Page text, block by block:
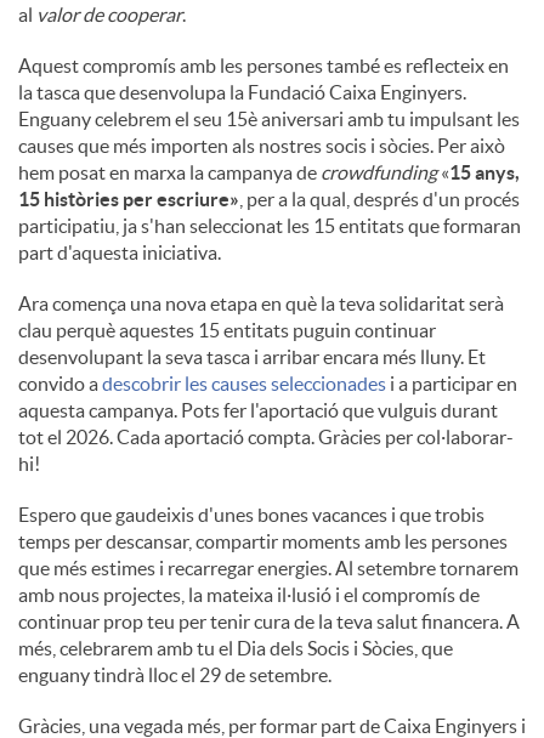
al valor de cooperar.
Aquest compromís amb les persones també es reflecteix en
la tasca que desenvolupa la Fundació Caixa Enginyers.
Enguany celebrem el seu 15è aniversari amb tu impulsant les
causes que més importen als nostres socis i sòcies. Per això
hem posat en marxa la campanya de crowdfunding«15 anys,
15 històries per escriure» , per a la qual, després d'un procés
participatiu, ja s'han seleccionat les 15 entitats que formaran
part d'aquesta iniciativa.
Ara comença una nova etapa en què la teva solidaritat serà
clau perquè aquestes 15 entitats puguin continuar
desenvolupant la seva tasca i arribar encara més lluny. Et
convido adescobrir les causes seleccionades i a participar en
aquesta campanya. Pots fer l'aportació que vulguis durant
tot el 2026. Cada aportació compta. Gràcies per col·laborar-
hi!
Espero que gaudeixis d'unes bones vacances i que trobis
temps per descansar, compartir moments amb les persones
que més estimes i recarregar energies. Al setembre tornarem
amb nous projectes, la mateixa il·lusió i el compromís de
continuar prop teu per tenir cura de la teva salut financera. A
més, celebrarem amb tu el Dia dels Socis i Sòcies, que
enguany tindrà lloc el 29 de setembre.
Gràcies, una vegada més, per formar part de Caixa Enginyers i